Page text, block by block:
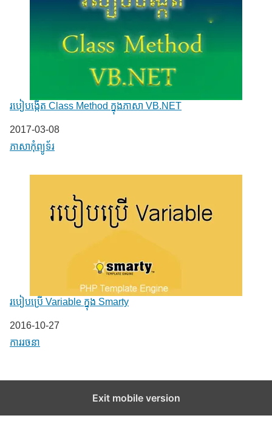
របៀបង្កើត Class Method​ ក្នុងភាសា VB.NET
Date
2017-03-08
In relation to
ភាសា​កុំព្យូទ័រ
របៀបប្រើ Variable ក្នុង Smarty
Date
2016-10-27
In relation to
ការរចនា
Exit mobile version